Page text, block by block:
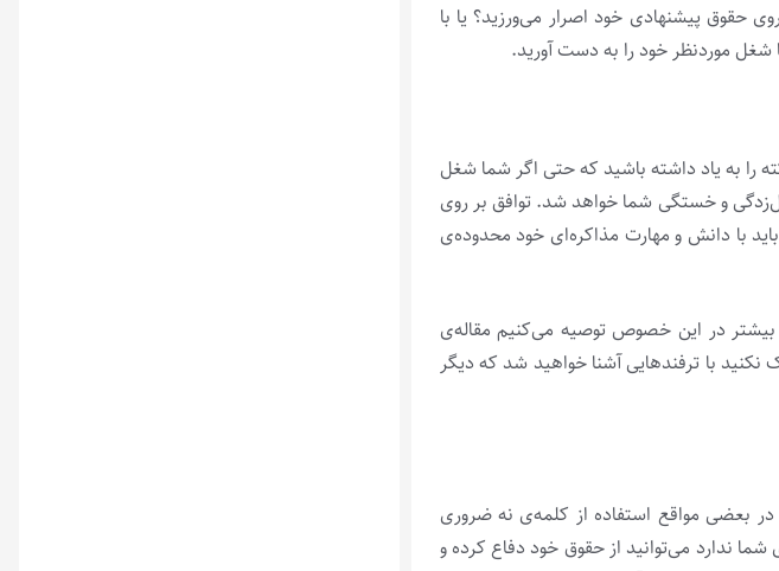
حقوق پیشنهادی خود اصرار می‌ورزید؟ یا با
موردنظر خود را به دست آورید.
به یاد داشته باشید که حتی اگر شما شغل
و خستگی شما خواهد شد. توافق بر روی
با دانش و مهارت‌ مذاکره‌ای خود محدوده‌ی
در این ‌خصوص توصیه می‌کنیم مقاله‌ی
با ترفندهایی آشنا خواهید شد که دیگر
بعضی مواقع استفاده از کلمه‌ی نه ضروری
ندارد می‌توانید از حقوق خود دفاع کرده و